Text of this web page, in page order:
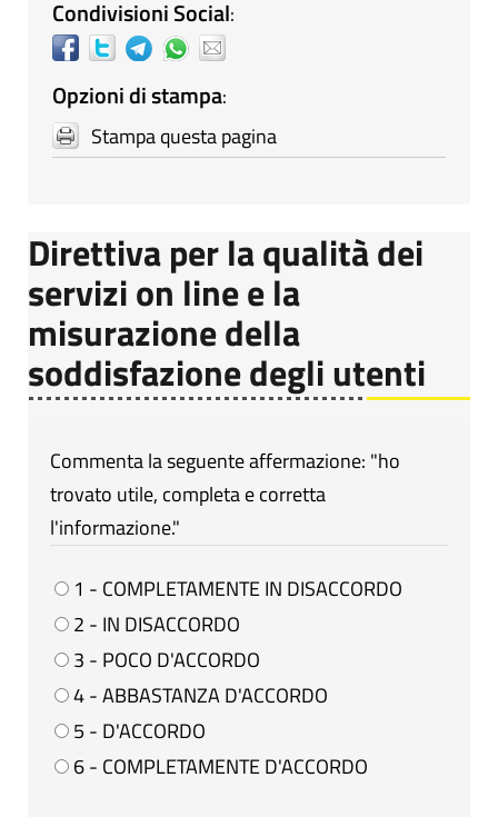
Condivisioni Social:
Opzioni di stampa:
Stampa questa pagina
Direttiva per la qualità dei
servizi on line e la
misurazione della
soddisfazione degli utenti
Commenta la seguente affermazione: "ho
trovato utile, completa e corretta
l'informazione."
1 - COMPLETAMENTE IN DISACCORDO
2 - IN DISACCORDO
3 - POCO D'ACCORDO
4 - ABBASTANZA D'ACCORDO
5 - D'ACCORDO
6 - COMPLETAMENTE D'ACCORDO